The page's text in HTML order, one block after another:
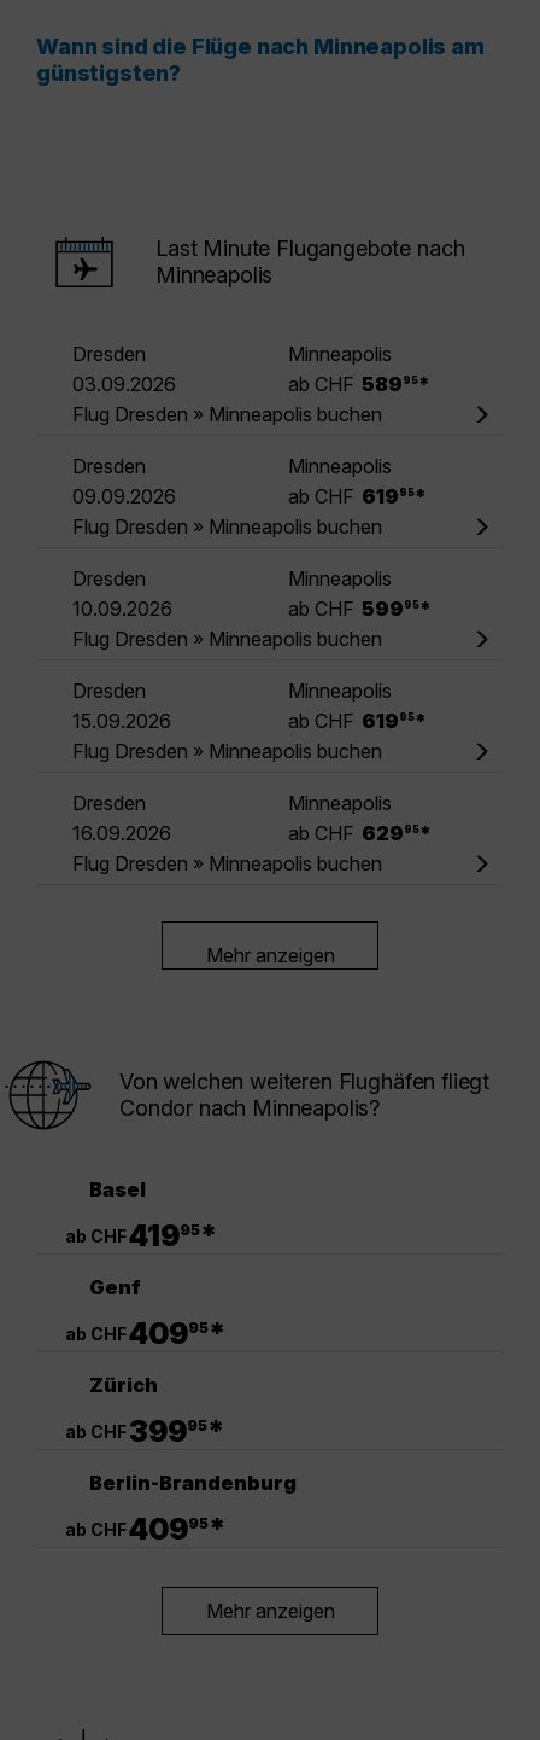
Wann sind die Flüge nach Minneapolis am
günstigsten?
Last Minute Flugangebote nach
Minneapolis
Dresden
Minneapolis
03.09.2026
ab CHF 589 95 *
Flug Dresden » Minneapolis buchen
Dresden
Minneapolis
09.09.2026
ab CHF 619 95 *
Flug Dresden » Minneapolis buchen
Dresden
Minneapolis
10.09.2026
ab CHF 599 95 *
Flug Dresden » Minneapolis buchen
Dresden
Minneapolis
15.09.2026
ab CHF 619 95 *
Flug Dresden » Minneapolis buchen
Dresden
Minneapolis
16.09.2026
ab CHF 629 95 *
Flug Dresden » Minneapolis buchen
Mehr anzeigen
Von welchen weiteren Flughäfen fliegt
Condor nach Minneapolis?
Basel
ab CHF41995*
Genf
ab CHF40995*
Zürich
ab CHF39995*
Berlin-Brandenburg
ab CHF40995*
Mehr anzeigen